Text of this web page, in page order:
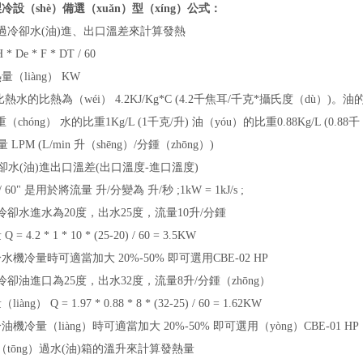
設（shè）備選（xuǎn）型（xíng）公式：
冷卻水(油)進、出口溫差來計算發熱
* De * F * DT / 60
（liàng） KW
熱水的比熱為（wéi） 4.2KJ/Kg*C (4.2千焦耳/千克*攝氏度（dù）)。油
（chóng） 水的比重1Kg/L (1千克/升) 油（yóu）的比重0.88Kg/L (0.88千
LPM (L/min 升（shēng）/分鍾（zhōng）)
水(油)進出口溫差(出口溫度-進口溫度)
60" 是用於將流量 升/分變為 升/秒 ;1kW = 1kJ/s ;
卻水進水為20度，出水25度，流量10升/分鍾
Q = 4.2 * 1 * 10 * (25-20) / 60 = 3.5KW
機冷量時可適當加大 20%-50% 即可選用CBE-02 HP
卻油進口為25度，出水32度，流量8升/分鍾（zhōng）
liàng） Q = 1.97 * 0.88 * 8 * (32-25) / 60 = 1.62KW
機冷量（liàng）時可適當加大 20%-50% 即可選用（yòng）CBE-01 HP
tōng）過水(油)箱的溫升來計算發熱量